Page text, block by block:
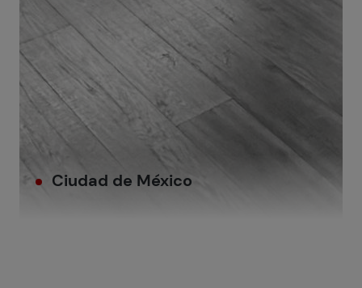
Ciudad de México